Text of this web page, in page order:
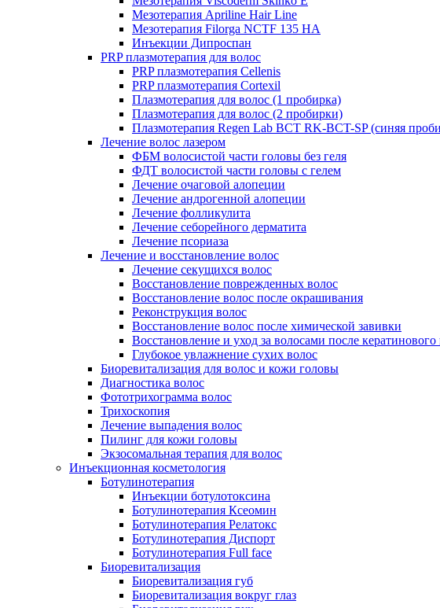
Мезотерапия Apriline Hair Line
Мезотерапия Filorga NCTF 135 HA
Инъекции Дипроспан
PRP плазмотерапия для волос
PRP плазмотерапия Cellenis
PRP плазмотерапия Cortexil
Плазмотерапия для волос (1 пробирка)
Плазмотерапия для волос (2 пробирки)
Плазмотерапия Regen Lab BCT RK-BCT-SP (синяя
Лечение волос лазером
ФБМ волосистой части головы без геля
ФДТ волосистой части головы с гелем
Лечение очаговой алопеции
Лечение андрогенной алопеции
Лечение фолликулита
Лечение себорейного дерматита
Лечение псориаза
Лечение и восстановление волос
Лечение секущихся волос
Восстановление поврежденных волос
Восстановление волос после окрашивания
Реконструкция волос
Восстановление волос после химической завивки
Восстановление и уход за волосами после
Глубокое увлажнение сухих волос
Биоревитализация для волос и кожи головы
Диагностика волос
Фототрихограмма волос
Трихоскопия
Лечение выпадения волос
Пилинг для кожи головы
Экзосомальная терапия для волос
Инъекционная косметология
Ботулинотерапия
Инъекции ботулотоксина
Ботулинотерапия Ксеомин
Ботулинотерапия Релатокс
Ботулинотерапия Диспорт
Ботулинотерапия Full face
Биоревитализация
Биоревитализация губ
Биоревитализация вокруг глаз